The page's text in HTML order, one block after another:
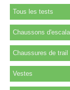
Tous les tests
Chaussons
Chaussures de trail
Vestes